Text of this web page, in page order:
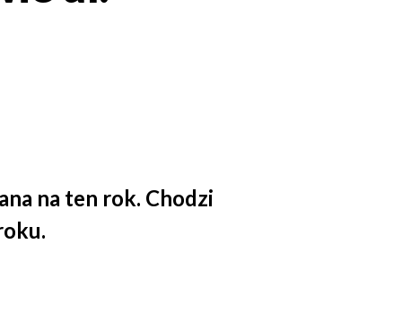
na ten rok. Chodzi